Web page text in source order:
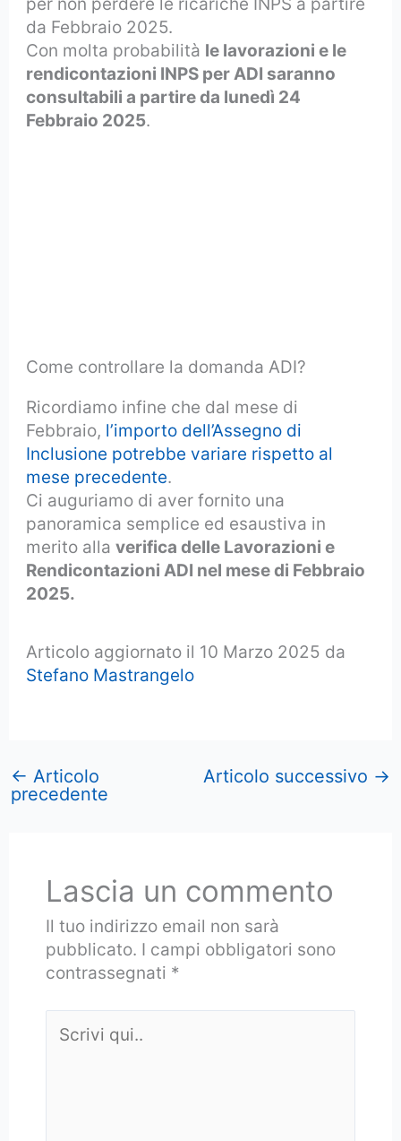
da Febbraio 2025.
Con molta probabilità le lavorazioni e le
rendicontazioni INPS per ADI saranno
consultabili a partire da lunedì 24
Febbraio 2025.
Come controllare la domanda ADI?
Ricordiamo infine che dal mese di
Febbraio, l’importo dell’Assegno di
Inclusione potrebbe variare rispetto al
mese precedente.
Ci auguriamo di aver fornito una
panoramica semplice ed esaustiva in
merito allaverifica delle Lavorazioni e
Rendicontazioni ADI nel mese di Febbraio
2025.
Articolo aggiornato il 10 Marzo 2025 da
Stefano Mastrangelo
← Articolo
precedente
Articolo successivo →
Lascia un commento
Il tuo indirizzo email non sarà
pubblicato. I campi obbligatori sono
contrassegnati *
qui..